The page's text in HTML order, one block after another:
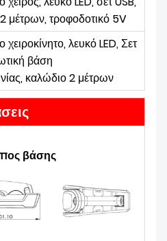
μέτρων, τροφοδοτικό 5V
λευκό LED,Σετ
βάση
καλώδιο 2 μέτρων
βάσης